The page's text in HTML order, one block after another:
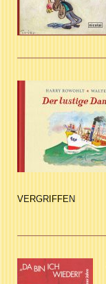
VERGRIFFEN